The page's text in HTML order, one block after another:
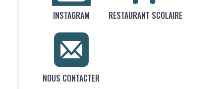
INSTAGRAM RESTAURANT SCOLAIRE
NOUS CONTACTER